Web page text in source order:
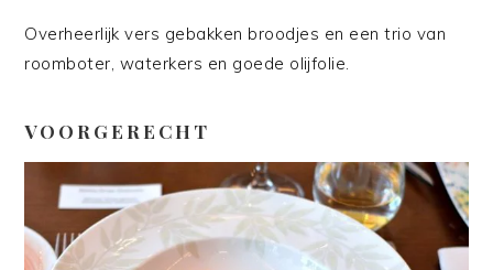
Overheerlijk vers gebakken broodjes en een trio van
roomboter, waterkers en goede olijfolie.
VOORGERECHT